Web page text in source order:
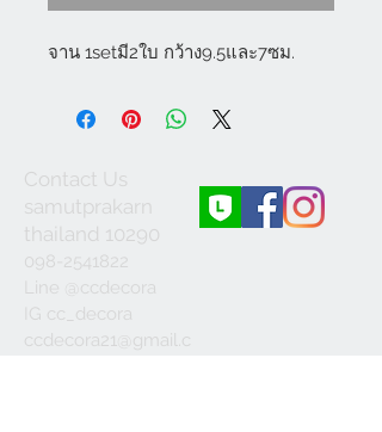
จาน 1setมี2ใบ กว้าง9.5และ7ซม.
Contact Us
samutprakarn
thailand 10290
098-2541822
Line @ccdecora
IG cc_decora
ccdecora21@gmail.c